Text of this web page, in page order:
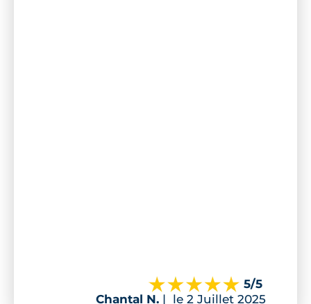
5/5
Chantal N. | le 2 Juillet 2025